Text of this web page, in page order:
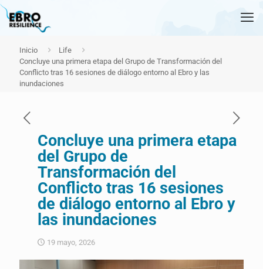
Inicio
Life
Concluye una primera etapa del Grupo de Transformación del
Conflicto tras 16 sesiones de diálogo entorno al Ebro y las
inundaciones
Concluye una primera etapa
del Grupo de
Transformación del
Conflicto tras 16 sesiones
de diálogo entorno al Ebro y
las inundaciones
19 mayo, 2026